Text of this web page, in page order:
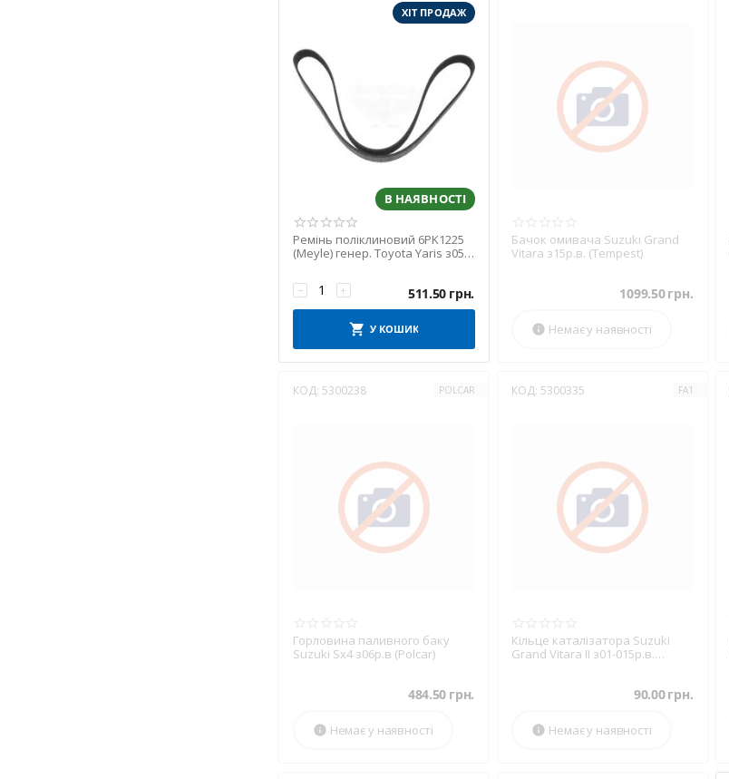
ХІТ ПРОДАЖ
В НАЯВНОСТІ
Ремінь поліклиновий 6PK1225
(Meyle) генер. Toyota Yaris з05-
+
− 511.50 грн.
У КОШИК
Бачок омивача Suzuki Grand
Vitara з15р.в. (Tempest)
1099.50грн.
Немає у наявності

КОД: 5300238 POLCAR
Горловина паливного баку
Suzuki Sx4 з06р.в (Polcar)
484.50 грн.
Немає у наявності

КОД: 5300335 FA1
Кільце каталізатора Suzuki
Grand Vitara II з01-015р.в.
90.00грн.
Немає у наявності
